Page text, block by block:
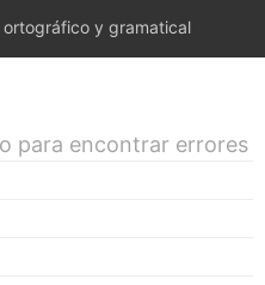
ortográfico y gramatical